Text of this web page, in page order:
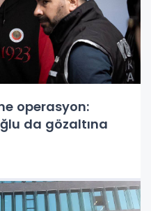
operasyon:
da gözaltına